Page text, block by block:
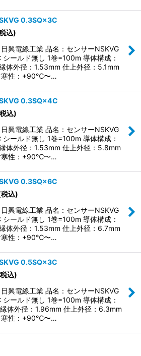
0.3SQ×3C
込)
日興電線工業 品名：センサーNSKVG
ールド無し 1巻=100m 導体構成：
体外径：1.53mm 仕上外径：5.1mm
寒性：+90℃〜…
0.3SQ×4C
込)
日興電線工業 品名：センサーNSKVG
ールド無し 1巻=100m 導体構成：
体外径：1.53mm 仕上外径：5.8mm
寒性：+90℃〜…
0.3SQ×6C
込)
日興電線工業 品名：センサーNSKVG
ールド無し 1巻=100m 導体構成：
体外径：1.53mm 仕上外径：6.7mm
寒性：+90℃〜…
0.5SQ×3C
込)
日興電線工業 品名：センサーNSKVG
ールド無し 1巻=100m 導体構成：
体外径：1.96mm 仕上外径：6.3mm
寒性：+90℃〜…